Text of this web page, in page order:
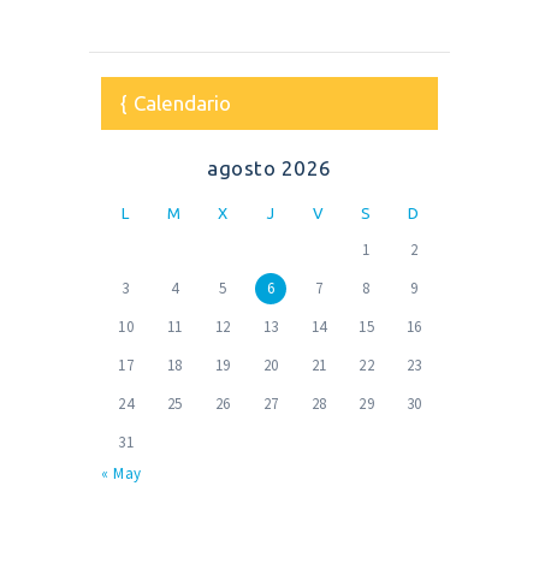
Calendario
agosto 2026
L M X J V S D
1
2
3
4 5 6 7 8
9
10
11 12 13 14 15
16
17
18 19 20 21 22
23
24
25 26 27 28 29
30
31
« May